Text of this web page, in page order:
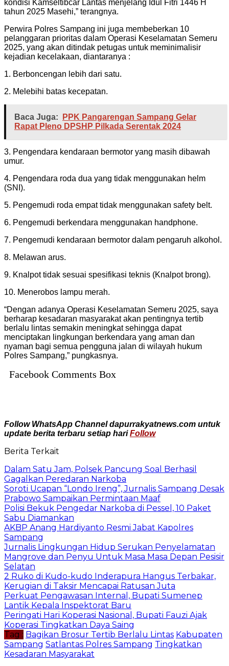
kondisi Kamseltibcar Lantas menjelang Idul Fitri 1446 H
tahun 2025 Masehi,” terangnya.
Perwira Polres Sampang ini juga membeberkan 10
pelanggaran prioritas dalam Operasi Keselamatan Semeru
2025, yang akan ditindak petugas untuk meminimalisir
kejadian kecelakaan, diantaranya :
1. Berboncengan lebih dari satu.
2. Melebihi batas kecepatan.
Baca Juga:
PPK Pangarengan Sampang Gelar
Rapat Pleno DPSHP Pilkada Serentak 2024
3. Pengendara kendaraan bermotor yang masih dibawah
umur.
4. Pengendara roda dua yang tidak menggunakan helm
(SNI).
5. Pengemudi roda empat tidak menggunakan safety belt.
6. Pengemudi berkendara menggunakan handphone.
7. Pengemudi kendaraan bermotor dalam pengaruh alkohol.
8. Melawan arus.
9. Knalpot tidak sesuai spesifikasi teknis (Knalpot brong).
10. Menerobos lampu merah.
“Dengan adanya Operasi Keselamatan Semeru 2025, saya
berharap kesadaran masyarakat akan pentingnya tertib
berlalu lintas semakin meningkat sehingga dapat
menciptakan lingkungan berkendara yang aman dan
nyaman bagi semua pengguna jalan di wilayah hukum
Polres Sampang,” pungkasnya.
Facebook Comments Box
Follow WhatsApp Channel dapurrakyatnews.com untuk
update berita terbaru setiap hariFollow
Berita Terkait
Dalam Satu Jam, Polsek Pancung Soal Berhasil
Gagalkan Peredaran Narkoba
Soroti Ucapan “Londo Ireng”, Jurnalis Sampang Desak
Prabowo Sampaikan Permintaan Maaf
Polisi Bekuk Pengedar Narkoba di Pessel, 10 Paket
Sabu Diamankan
AKBP Anang Hardiyanto Resmi Jabat Kapolres
Sampang
Jurnalis Lingkungan Hidup Serukan Penyelamatan
Mangrove dan Penyu Untuk Masa Masa Depan Pesisir
Selatan
2 Ruko di Kudo-kudo Inderapura Hangus Terbakar,
Kerugian di Taksir Mencapai Ratusan Juta
Perkuat Pengawasan Internal, Bupati Sumenep
Lantik Kepala Inspektorat Baru
Peringati Hari Koperasi Nasional, Bupati Fauzi Ajak
Koperasi Tingkatkan Daya Saing
Tag : Bagikan Brosur Tertib Berlalu Lintas Kabupaten
Sampang Satlantas Polres Sampang Tingkatkan
Kesadaran Masyarakat